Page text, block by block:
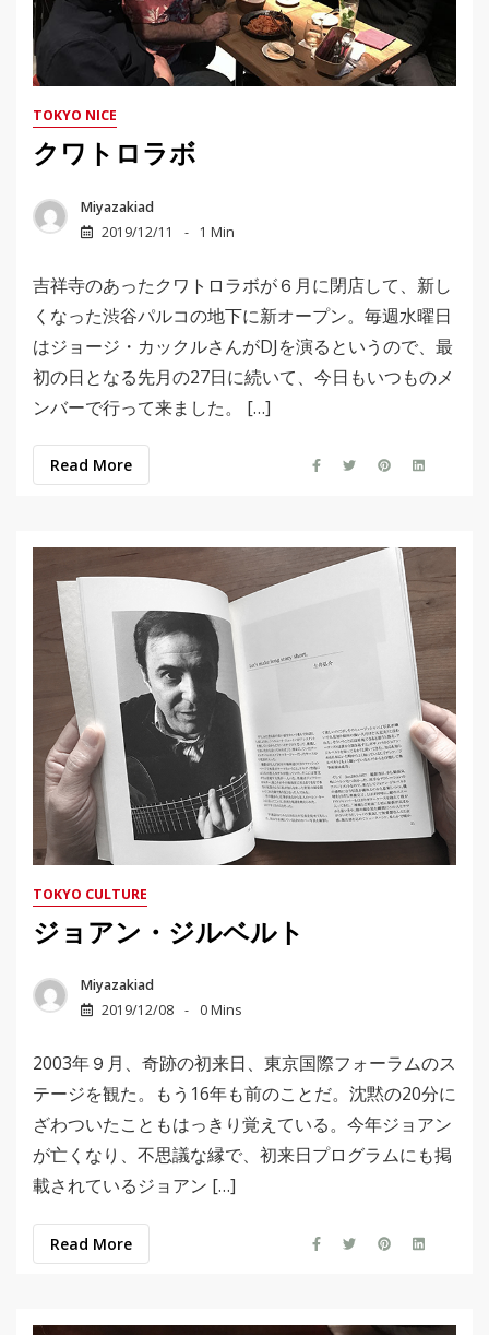
TOKYO NICE
クワトロラボ
Miyazakiad
2019/12/11
1 Min
吉祥寺のあったクワトロラボが６月に閉店して、新し
くなった渋谷パルコの地下に新オープン。毎週水曜日
はジョージ・カックルさんがDJを演るというので、最
初の日となる先月の27日に続いて、今日もいつものメ
ンバーで行って来ました。 […]
Read More
TOKYO CULTURE
ジョアン・ジルベルト
Miyazakiad
2019/12/08
0 Mins
2003年９月、奇跡の初来日、東京国際フォーラムのス
テージを観た。もう16年も前のことだ。沈黙の20分に
ざわついたこともはっきり覚えている。今年ジョアン
が亡くなり、不思議な縁で、初来日プログラムにも掲
載されているジョアン […]
Read More